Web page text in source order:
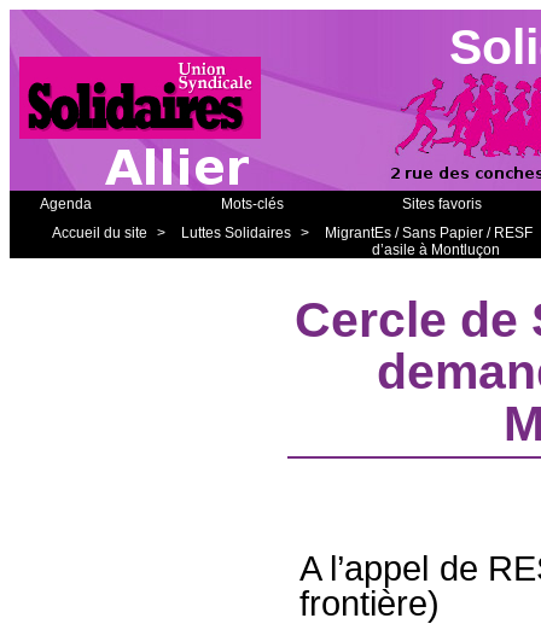
Agenda Mots-clés
Sites favoris
Accueil du site
> Luttes Solidaires > MigrantEs / Sans Papier / RESF
d’asile à Montluçon
Cercle de
A l’appel de
frontière)